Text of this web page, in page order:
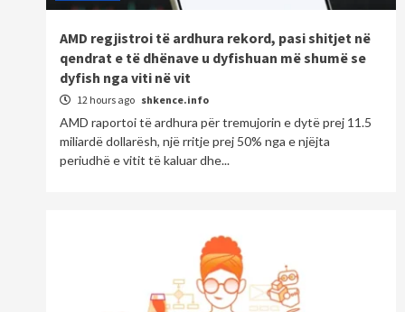
AMD regjistroi të ardhura rekord, pasi shitjet në
qendrat e të dhënave u dyfishuan më shumë se
dyfish nga viti në vit
12 hours ago shkence.info
AMD raportoi të ardhura për tremujorin e dytë prej 11.5
miliardë dollarësh, një rritje prej 50% nga e njëjta
periudhë e vitit të kaluar dhe...